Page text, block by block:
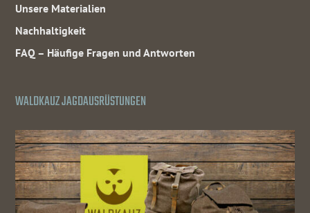
Unsere Materialien
Nachhaltigkeit
FAQ – Häufige Fragen und Antworten
WALDKAUZ JAGDAUSRÜSTUNGEN